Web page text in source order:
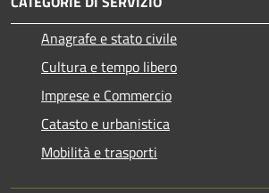
Anagrafe e stato civile
Cultura e tempo libero
Imprese e Commercio
Catasto e urbanistica
Mobilità e trasporti